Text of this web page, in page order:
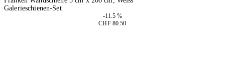
Galerieschienen-Set
-11.5 %
CHF 80.50